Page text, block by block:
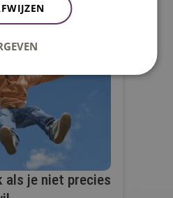
als je niet precies